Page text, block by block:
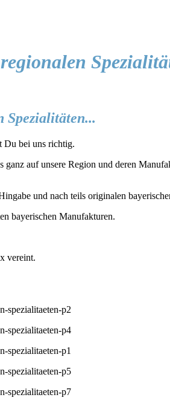
Spezialitäten...
Du bei uns richtig.
ganz auf unsere Region und deren
und nach teils originalen
bayerischen Manufakturen.
vereint.